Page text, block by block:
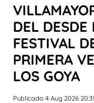
DEL DESDE
FESTIVAL
PRIMERA
LOS GOYA
Publicado 4 Aug 2026